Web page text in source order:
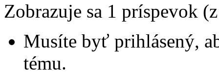
Zobrazuje sa 1 príspevok
Musíte byť prihlásený,
tému.